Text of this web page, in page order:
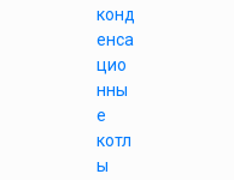
конд
енса
цио
нны
е
котл
ы